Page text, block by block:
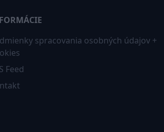
spracovania osobných údajov +
Feed